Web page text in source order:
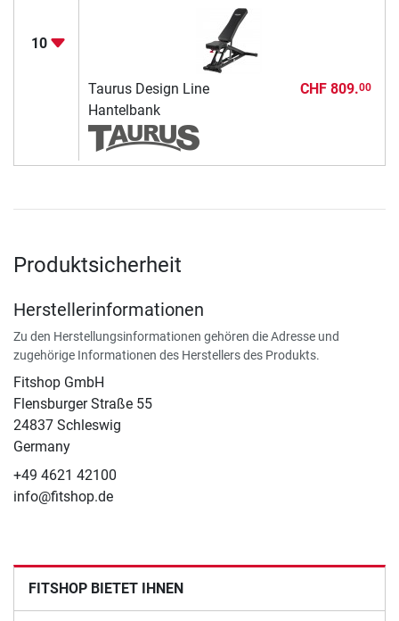
10
Taurus Design Line
Hantelbank
CHF 809.00
Produktsicherheit
Herstellerinformationen
Zu den Herstellungsinformationen gehören die Adresse und
zugehörige Informationen des Herstellers des Produkts.
Fitshop GmbH
Flensburger Straße 55
24837 Schleswig
Germany
+49 4621 42100
info@fitshop.de
FITSHOP BIETET IHNEN